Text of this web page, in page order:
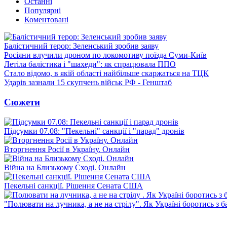
Популярні
Коментовані
Балістичний терор: Зеленський зробив заяву
Росіяни влучили дроном по локомотиву поїзда Суми-Київ
Летіла балістика і "шахеди": як спрацювала ППО
Стало відомо, в якій області найбільше скаржаться на ТЦК
Ударів зазнали 15 скупчень військ РФ - Генштаб
Сюжети
Підсумки 07.08: "Пекельні" санкції і "парад" дронів
Вторгнення Росії в Україну. Онлайн
Війна на Близькому Сході. Онлайн
Пекельні санкції. Рішення Сената США
"Полювати на лучника, а не на стрілу". Як Україні боротись з